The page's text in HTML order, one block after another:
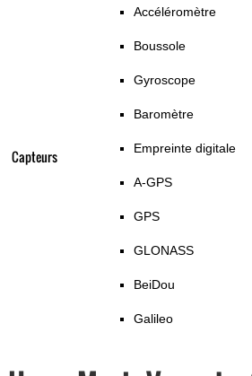
Capteurs
Accéléromètre
Boussole
Gyroscope
Baromètre
Empreinte digitale
A-GPS
GPS
GLONASS
BeiDou
Galileo